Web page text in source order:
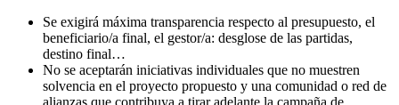
Se exigirá máxima transparencia respecto al presupuesto, el
beneficiario/a final, el gestor/a: desglose de las partidas,
destino final…
No se aceptarán iniciativas individuales que no muestren
solvencia en el proyecto propuesto y una comunidad o red de
alianzas que contribuya a tirar adelante la campaña de